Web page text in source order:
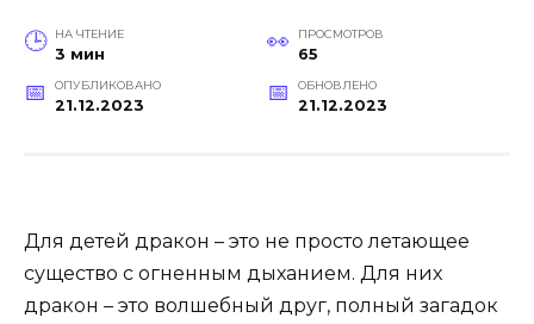
НА ЧТЕНИЕ
3 мин
ПРОСМОТРОВ
65
ОПУБЛИКОВАНО
21.12.2023
ОБНОВЛЕНО
21.12.2023
Для детей дракон – это не просто летающее
существо с огненным дыханием. Для них
дракон – это волшебный друг, полный загадок